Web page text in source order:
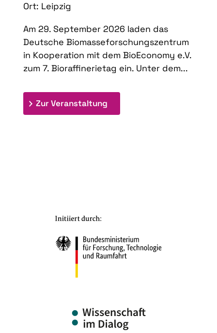
Ort: Leipzig
Am 29. September 2026 laden das
Deutsche Biomasseforschungszentrum
in Kooperation mit dem BioEconomy e.V.
zum 7. Bioraffinerietag ein. Unter dem...
Zur Veranstaltung